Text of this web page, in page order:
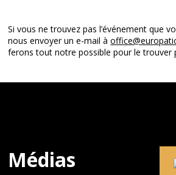
Si vous ne trouvez pas l’événement que
nous envoyer un e-mail à
ferons tout notre possible pour le trouver
Médias